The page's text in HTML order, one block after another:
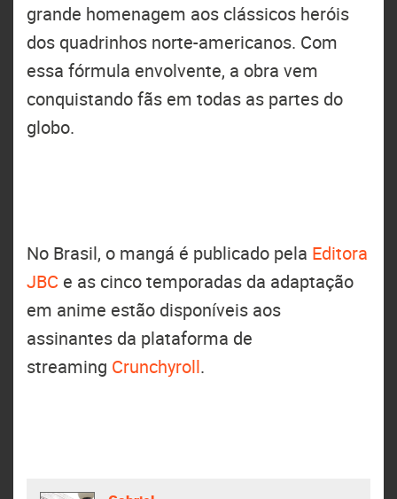
grande homenagem aos clássicos heróis
dos quadrinhos norte-americanos. Com
essa fórmula envolvente, a obra vem
conquistando fãs em todas as partes do
globo.
No Brasil, o mangá é publicado pela Editora
JBC e as cinco temporadas da adaptação
em anime estão disponíveis aos
assinantes da plataforma de
streaming Crunchyroll.